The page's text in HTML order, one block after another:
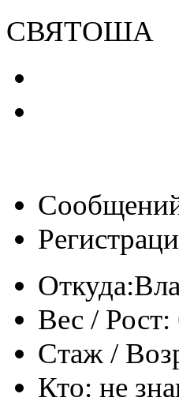
СВЯТОША
Откуда:
Вес / Рост:
Стаж /
Кто: не